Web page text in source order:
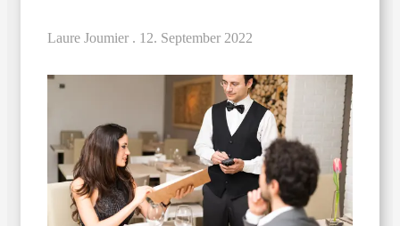
Laure Joumier . 12. September 2022